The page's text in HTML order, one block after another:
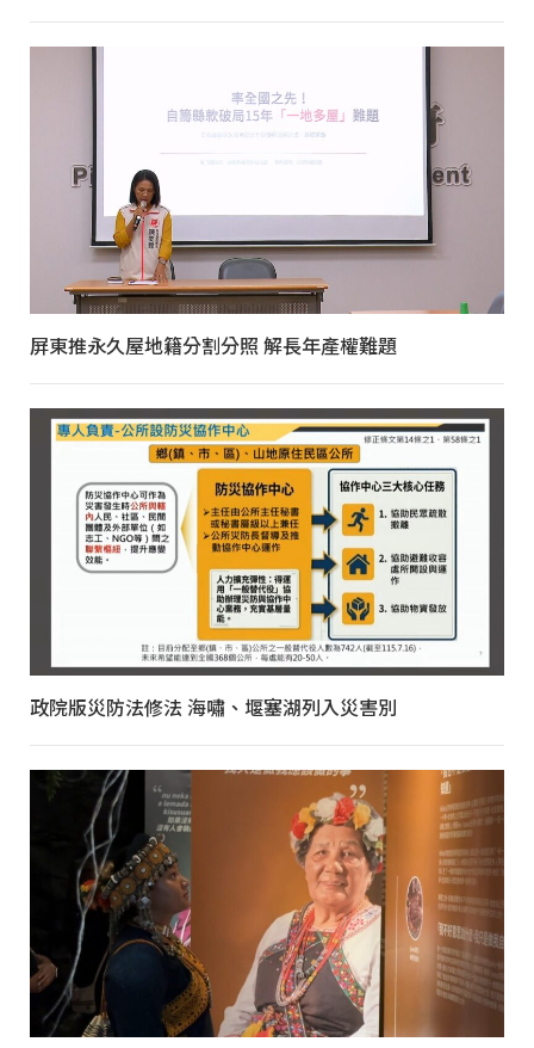
屏東推永久屋地籍分割分照 解長年產權難題
政院版災防法修法 海嘯、堰塞湖列入災害別